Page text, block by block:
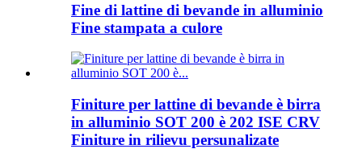
Fine di lattine di bevande in alluminio
Fine stampata a culore
Finiture per lattine di bevande è birra
in alluminio SOT 200 è 202 ISE CRV
Finiture in rilievu persunalizate